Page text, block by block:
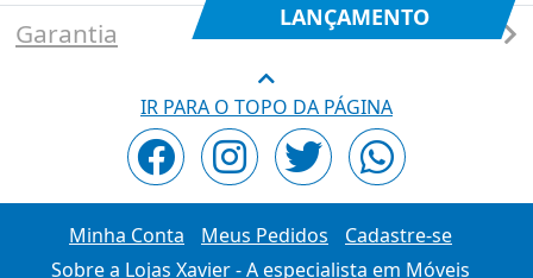
LANÇAMENTO
Garantia
IR PARA O TOPO DA PÁGINA
Minha Conta Meus Pedidos
Cadastre-se
Sobre a Lojas Xavier - A especialista em Móveis